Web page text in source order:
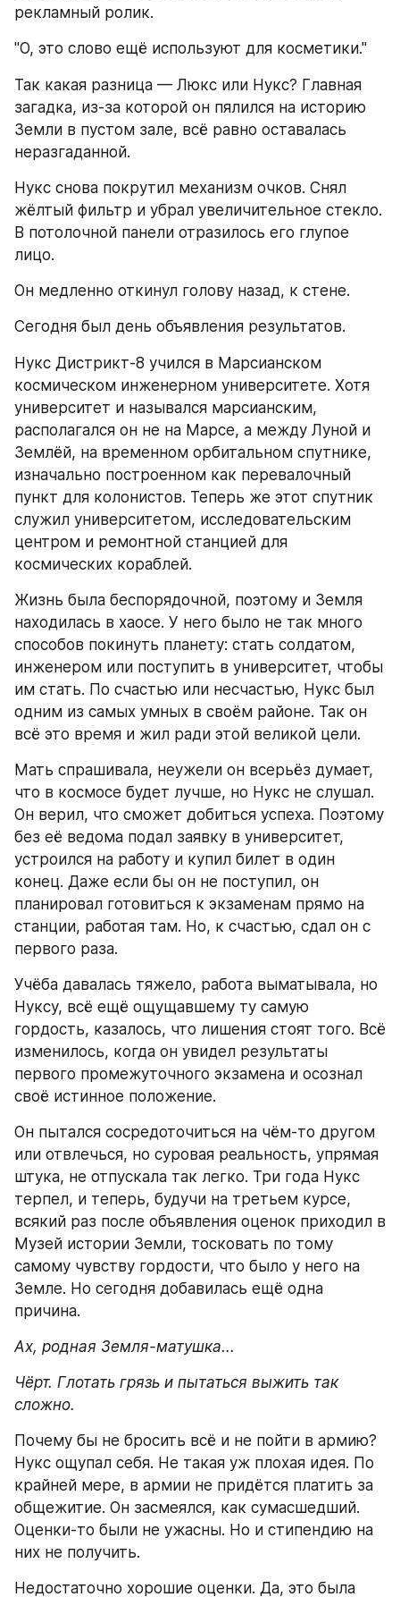
рекламный ролик.
"О, это слово ещё используют для косметики."
Так какая разница — Люкс или Нукс? Главная
загадка, из-за которой он пялился на историю
Земли в пустом зале, всё равно оставалась
неразгаданной.
Нукс снова покрутил механизм очков. Снял
жёлтый фильтр и убрал увеличительное стекло.
В потолочной панели отразилось его глупое
лицо.
Он медленно откинул голову назад, к стене.
Сегодня был день объявления результатов.
Нукс Дистрикт-8 учился в Марсианском
космическом инженерном университете. Хотя
университет и назывался марсианским,
располагался он не на Марсе, а между Луной и
Землёй, на временном орбитальном спутнике,
изначально построенном как перевалочный
пункт для колонистов. Теперь же этот спутник
служил университетом, исследовательским
центром и ремонтной станцией для
космических кораблей.
Жизнь была беспорядочной, поэтому и Земля
находилась в хаосе. У него было не так много
способов покинуть планету: стать солдатом,
инженером или поступить в университет, чтобы
им стать. По счастью или несчастью, Нукс был
одним из самых умных в своём районе. Так он
всё это время и жил ради этой великой цели.
Мать спрашивала, неужели он всерьёз думает,
что в космосе будет лучше, но Нукс не слушал.
Он верил, что сможет добиться успеха. Поэтому
без её ведома подал заявку в университет,
устроился на работу и купил билет в один
конец. Даже если бы он не поступил, он
планировал готовиться к экзаменам прямо на
станции, работая там. Но, к счастью, сдал он с
первого раза.
Учёба давалась тяжело, работа выматывала, но
Нуксу, всё ещё ощущавшему ту самую
гордость, казалось, что лишения стоят того. Всё
изменилось, когда он увидел результаты
первого промежуточного экзамена и осознал
своё истинное положение.
Он пытался сосредоточиться на чём-то другом
или отвлечься, но суровая реальность, упрямая
штука, не отпускала так легко. Три года Нукс
терпел, и теперь, будучи на третьем курсе,
всякий раз после объявления оценок приходил в
Музей истории Земли, тосковать по тому
самому чувству гордости, что было у него на
Земле. Но сегодня добавилась ещё одна
причина.
Ах, родная Земля-матушка...
Чёрт. Глотать грязь и пытаться выжить так
сложно.
Почему бы не бросить всё и не пойти в армию?
Нукс ощупал себя. Не такая уж плохая идея. По
крайней мере, в армии не придётся платить за
общежитие. Он засмеялся, как сумасшедший.
Оценки-то были не ужасны. Но и стипендию на
них не получить.
Недостаточно хорошие оценки. Да, это была